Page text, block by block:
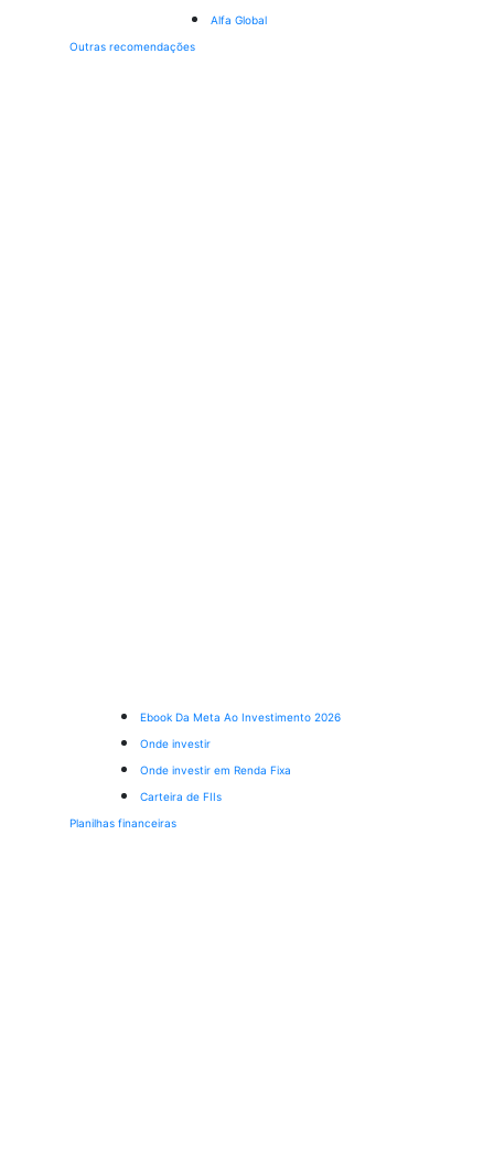
Alfa Global
Outras recomendações
Ebook Da Meta Ao Investimento 2026
Onde investir
Onde investir em Renda Fixa
Carteira de FIIs
Planilhas financeiras